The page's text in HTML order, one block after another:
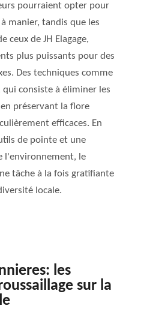
pourraient opter pour
manier, tandis que les
ceux de JH Elagage,
plus puissants pour des
Des techniques comme
qui consiste à éliminer les
préservant la flore
efficaces. En
de pointe et une
l'environnement, le
tâche à la fois gratifiante
locale.
les
sur la